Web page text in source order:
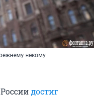
некому
достиг